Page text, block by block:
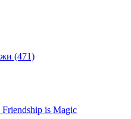
(471)
is Magic